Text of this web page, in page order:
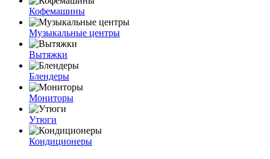
Кофемашины
Музыкальные центры
Вытяжки
Блендеры
Мониторы
Утюги
Кондиционеры